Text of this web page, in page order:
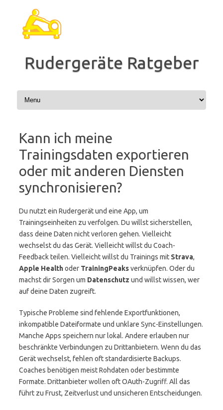
springen
Rudergeräte Ratgeber
Kann ich meine
Trainingsdaten exportieren
oder mit anderen Diensten
synchronisieren?
Du nutzt ein Rudergerät und eine App, um
Trainingseinheiten zu verfolgen. Du willst sicherstellen,
dass deine Daten nicht verloren gehen. Vielleicht
wechselst du das Gerät. Vielleicht willst du Coach-
Feedback teilen. Vielleicht willst du Trainings mit Strava,
Apple Healthoder TrainingPeaksverknüpfen. Oder du
machst dir Sorgen um Datenschutz und willst wissen, wer
auf deine Daten zugreift.
Typische Probleme sind fehlende Exportfunktionen,
inkompatible Dateiformate und unklare Sync-Einstellungen.
Manche Apps speichern nur lokal. Andere erlauben nur
beschränkte Verbindungen zu Drittanbietern. Wenn du das
Gerät wechselst, fehlen oft standardisierte Backups.
Coaches benötigen meist Rohdaten oder bestimmte
Formate. Drittanbieter wollen oft OAuth-Zugriff. All das
führt zu Frust, Zeitverlust und unsicheren Entscheidungen.